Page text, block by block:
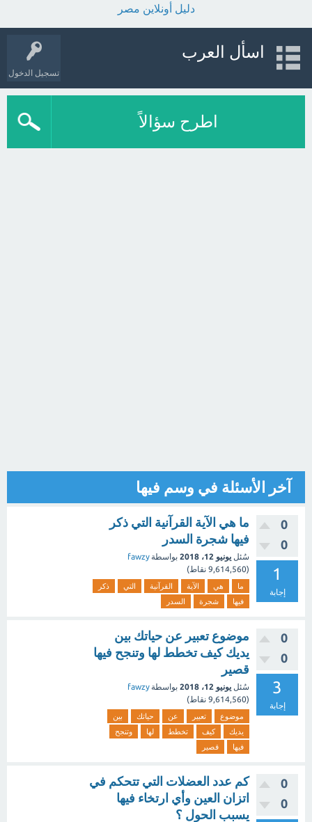
دليل أونلاين مصر
تسجيل الدخول
اسأل العرب
اطرح سؤالاً
آخر الأسئلة في وسم فيها
0
0
1
إجابة
ما هي الآية القرآنية التي ذكر
فيها شجرة السدر
سُئل يونيو 12، 2018 بواسطةfawzy
(
9,614,560 نقاط)
ما هي الآية القرآنية التي
ذكر
فيها
شجرة السدر
0
0
3
إجابة
موضوع تعبير عن حياتك بين
يديك كيف تخطط لها وتنجح فيها
قصير
سُئل يونيو 12، 2018 بواسطةfawzy
(
9,614,560 نقاط)
موضوع تعبير عن حياتك
بين
يديك
كيف تخطط لها
وتنجح
فيها
قصير
0
0
كم عدد العضلات التي تتحكم في
اتزان العين وأي ارتخاء فيها
يسبب الحول ؟